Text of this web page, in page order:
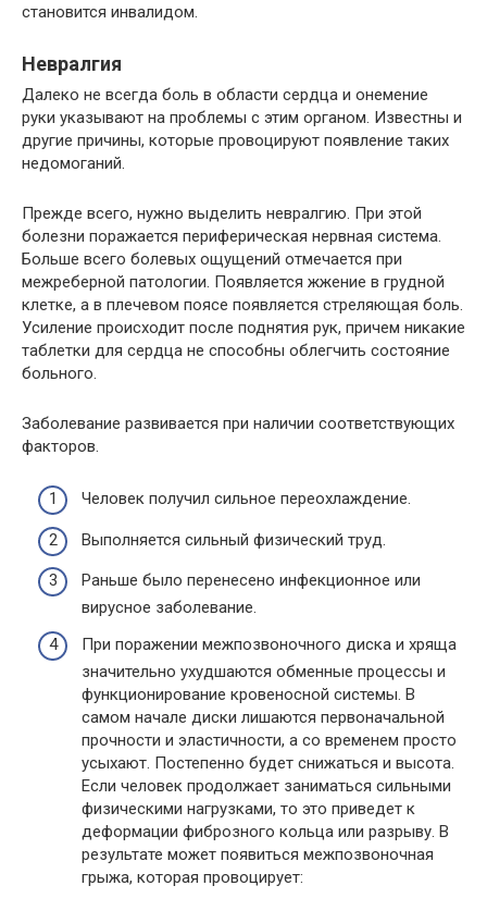
становится инвалидом.
Невралгия
Далеко не всегда боль в области сердца и онемение
руки указывают на проблемы с этим органом. Известны и
другие причины, которые провоцируют появление таких
недомоганий.
Прежде всего, нужно выделить невралгию. При этой
болезни поражается периферическая нервная система.
Больше всего болевых ощущений отмечается при
межреберной патологии. Появляется жжение в грудной
клетке, а в плечевом поясе появляется стреляющая боль.
Усиление происходит после поднятия рук, причем никакие
таблетки для сердца не способны облегчить состояние
больного.
Заболевание развивается при наличии соответствующих
факторов.
Человек получил сильное переохлаждение.
Выполняется сильный физический труд.
Раньше было перенесено инфекционное или
вирусное заболевание.
При поражении межпозвоночного диска и хряща
значительно ухудшаются обменные процессы и
функционирование кровеносной системы. В
самом начале диски лишаются первоначальной
прочности и эластичности, а со временем просто
усыхают. Постепенно будет снижаться и высота.
Если человек продолжает заниматься сильными
физическими нагрузками, то это приведет к
деформации фиброзного кольца или разрыву. В
результате может появиться межпозвоночная
грыжа, которая провоцирует: